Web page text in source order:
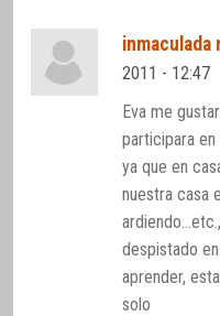
inmaculada
2011 - 12:47
Eva me
participara
ya que en
nuestra casa
despistado
aprender,
solo